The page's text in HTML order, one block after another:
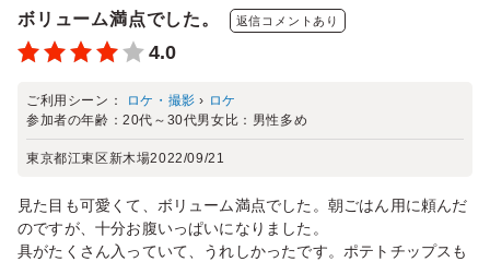
ボリューム満点でした。 返信コメントあり
4.0
ご利用シーン： ロケ・撮影 › ロケ
参加者の年齢：20代～30代男女比： 男性多め
東京都江東区新木場2022/09/21
見た目も可愛くて、ボリューム満点でした。朝ごはん用に頼んだ
のですが、十分お腹いっぱいになりました。
具がたくさん入っていて、うれしかったです。ポテトチップスも